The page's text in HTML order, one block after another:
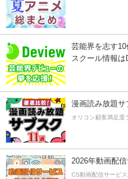
芸能界を志す10
スクール情報は
漫画読み放題サ
オリコン顧客満足度
2026年動画配
CS動画配信サービ